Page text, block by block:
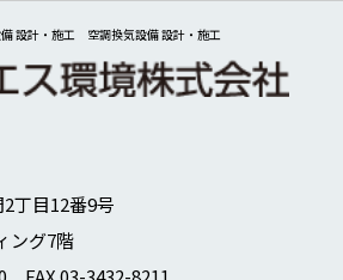
設計・施工 空調換気設備 設計・施工
丁目12番9号
ング7階